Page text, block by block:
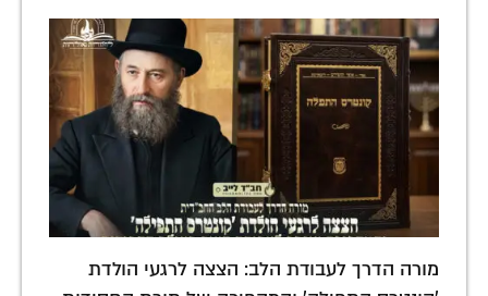
מורה הדרך לעבודת הלב: הצצה לרגעי הולדת